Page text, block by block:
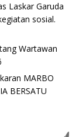
Laskar Garuda
sosial.
Wartawan
MARBO
BERSATU